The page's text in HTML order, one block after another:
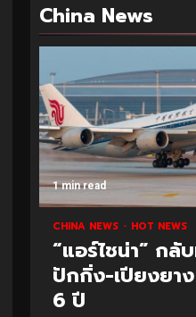
China News
1 min read
CHINA NEWS HOT NEWS
“แอร์ไชน่า” กลั
ปักกิ่ง-เปียงยา
6 ปี